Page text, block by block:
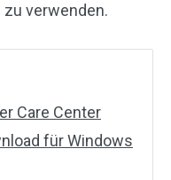
verwenden.
Care Center
für Windows